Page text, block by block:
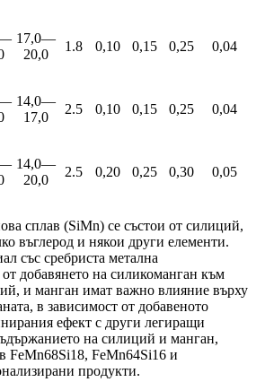
17,0—
20,0
1.8 0,10 0,15 0,25 0,04
14,0—
17,0
2.5 0,10 0,15 0,25 0,04
14,0—
20,0
2.5 0,20 0,25 0,30 0,05
сплав (SiMn) се състои от силиций,
въглерод и някои други елементи.
със сребриста метална
добавянето на силикоманган към
и манган имат важно влияние върху
в зависимост от добавеното
ефект с други легиращи
на силиций и манган,
FeMn68Si18, FeMn64Si16 и
продукти.